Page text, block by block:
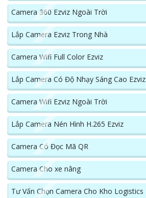
Camera 360 Ezviz Ngoài Trời
Lắp Camera Ezviz Trong Nhà
Camera Wifi Full Color Ezviz
Lắp Camera Có Độ Nhạy Sáng Cao Ezviz
Camera Wifi Ezviz Ngoài Trời
Lắp Camera Nén Hình H.265 Ezviz
Camera Có Đọc Mã QR
Camera Cho xe nâng
Tư Vấn Chọn Camera Cho Kho Logistics